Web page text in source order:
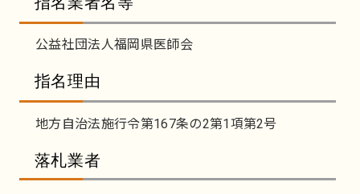
公益社団法人福岡県医師会
指名理由
地方自治法施行令第167条の2第1項第2号
落札業者